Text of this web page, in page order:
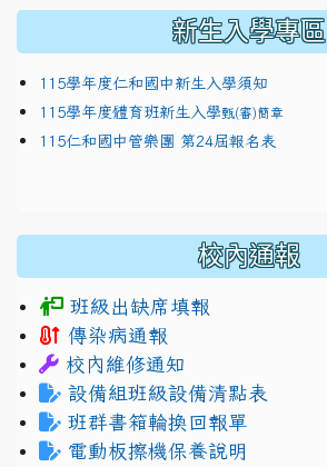
新生入學專區
115學年度仁和國中新生入學須知
115學年度體育班新生入學甄(審)簡章
115仁和國中管樂團 第24屆報名表
校內通報
班級出缺席填報
傳染病通報
校內維修通知
設備組班級設備清點表
班群書箱輪換回報單
電動板擦機保養說明